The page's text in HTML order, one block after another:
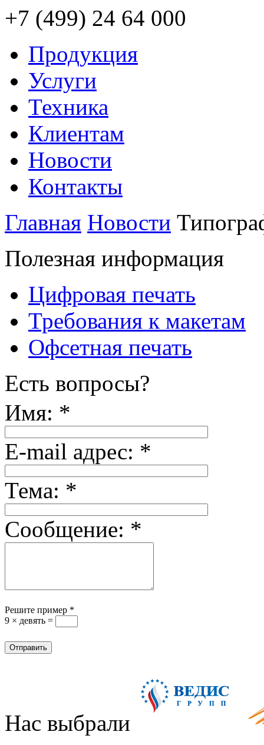
+7 (499) 24 64 000
Продукция
Услуги
Техника
Клиентам
Новости
Контакты
Главная Новости
Полезная информация
Цифровая печать
Требования к макетам
Офсетная печать
Есть вопросы?
Имя: *
E-mail адрес: *
Тема: *
Сообщение: *
Решите пример *
9 × девять =
Нас выбрали